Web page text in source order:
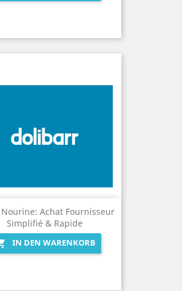
Achat Fournisseur
Simplifié & Rapide
IN DEN WARENKORB